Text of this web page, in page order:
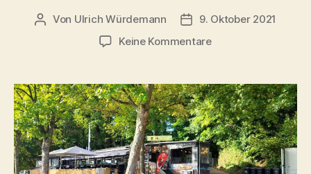
Beitragsautor
Von Ulrich Würdemann Beitragsdatum
9. Oktober 2021
Keine Kommentarezu
(1925
–
1926)